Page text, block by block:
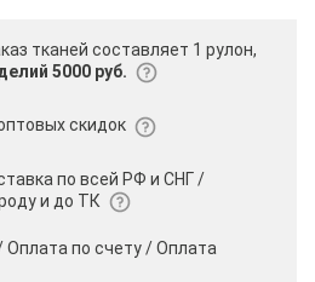
тканей составляет 1 рулон,
5000 руб.
скидок
по всей РФ и СНГ /
и до ТК
по счету /Оплата